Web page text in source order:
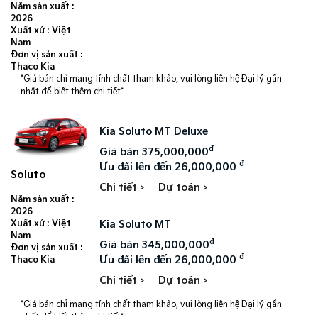
Năm sản xuất :
2026
Xuất xứ : Việt
Nam
Đơn vị sản xuất :
Thaco Kia
*Giá bán chỉ mang tính chất tham khảo, vui lòng liên hệ Đại lý gần
nhất để biết thêm chi tiết*
Soluto
Năm sản xuất :
2026
Xuất xứ : Việt
Nam
Đơn vị sản xuất :
Thaco Kia
Kia Soluto MT Deluxe
Giá bán 375,000,000đ
Ưu đãi lên đến 26,000,000đ
Chi tiết > Dự toán >
Kia Soluto MT
Giá bán 345,000,000đ
Ưu đãi lên đến 26,000,000đ
Chi tiết > Dự toán >
*Giá bán chỉ mang tính chất tham khảo, vui lòng liên hệ Đại lý gần